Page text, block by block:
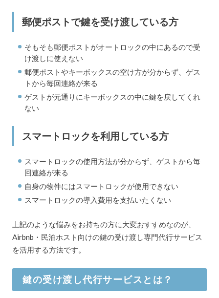
郵便ポストで鍵を受け渡している方
そもそも郵便ポストがオートロックの中にあるので受
け渡しに使えない
郵便ポストやキーボックスの空け方が分からず、ゲス
トから毎回連絡が来る
ゲストが元通りにキーボックスの中に鍵を戻してくれ
ない
スマートロックを利用している方
スマートロックの使用方法が分からず、ゲストから毎
回連絡が来る
自身の物件にはスマートロックが使用できない
スマートロックの導入費用を支払いたくない
上記のような悩みをお持ちの方に大変おすすめなのが、
Airbnb・民泊ホスト向けの鍵の受け渡し専門代行サービス
を活用する方法です。
鍵の受け渡し代行サービスとは？